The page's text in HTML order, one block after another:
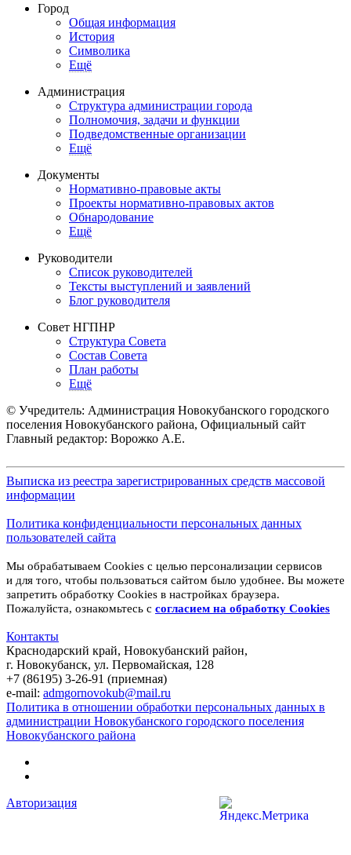
Город
Общая информация
История
Символика
Ещё
Администрация
Структура администрации города
Полномочия, задачи и функции
Подведомственные организации
Ещё
Документы
Нормативно-правовые акты
Проекты нормативно-правовых актов
Обнародование
Ещё
Руководители
Список руководителей
Тексты выступлений и заявлений
Блог руководителя
Совет НГПНР
Структура Совета
Состав Совета
План работы
Ещё
© Учредитель: Администрация Новокубанского городского
поселения Новокубанского района, Официальный сайт
Главный редактор: Ворожко А.Е.
Выписка из реестра зарегистрированных средств массовой
информации
Политика конфиденциальности персональных данных
пользователей сайта
Мы обрабатываем Cookies с целью персонализации сервисов
и для того, чтобы пользоваться сайтом было удобнее. Вы можете
запретить обработку Cookies в настройках браузера.
Пожалуйста, ознакомьтесь с согласием на обработку Cookies
Контакты
Краснодарский край, Новокубанский район,
г. Новокубанск, ул. Первомайская, 128
+7 (86195) 3-26-91 (приемная)
e-mail: admgornovokub@mail.ru
Политика в отношении обработки персональных данных в
администрации Новокубанского городского поселения
Новокубанского района
Авторизация